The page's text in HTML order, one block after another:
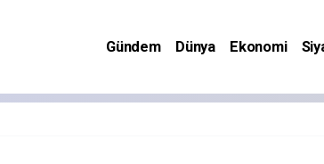
Gündem Dünya Ekonomi